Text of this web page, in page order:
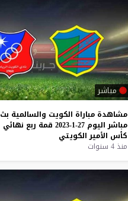
مباشر
مشاهدة مباراة الكويت والسالمية بث
مباشر اليوم 27-1-2023 قمة ربع نهائي
كأس الأمير الكويتي
منذ 4 سنوات